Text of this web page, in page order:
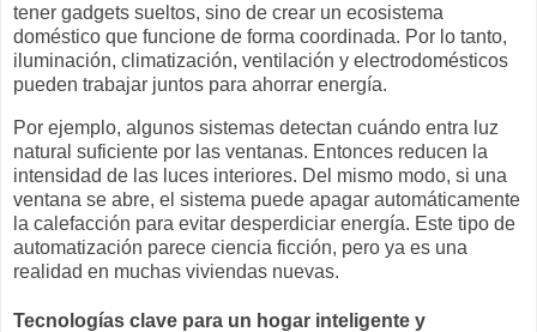
tener gadgets sueltos, sino de crear un ecosistema
doméstico que funcione de forma coordinada. Por lo tanto,
iluminación, climatización, ventilación y electrodomésticos
pueden trabajar juntos para ahorrar energía.
Por ejemplo, algunos sistemas detectan cuándo entra luz
natural suficiente por las ventanas. Entonces reducen la
intensidad de las luces interiores. Del mismo modo, si una
ventana se abre, el sistema puede apagar automáticamente
la calefacción para evitar desperdiciar energía. Este tipo de
automatización parece ciencia ficción, pero ya es una
realidad en muchas viviendas nuevas.
Tecnologías clave para un hogar inteligente y